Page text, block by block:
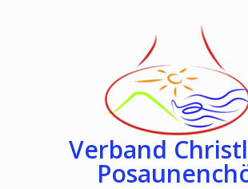
Verband